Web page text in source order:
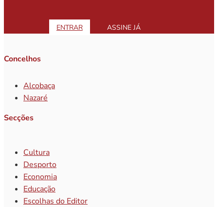
ENTRAR ASSINE JÁ
Concelhos
Alcobaça
Nazaré
Secções
Cultura
Desporto
Economia
Educação
Escolhas do Editor